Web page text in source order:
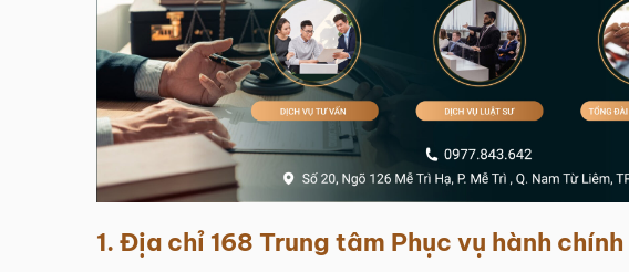
1. Địa chỉ 168 Trung tâm Phục vụ hành